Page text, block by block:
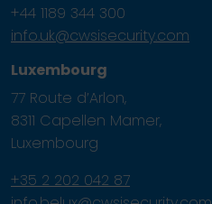
+44 1189 344 300
info.uk@cwsisecurity.com
Luxembourg
77 Route d’Arlon,
8311 Capellen Mamer,
Luxembourg
+35 2 202 042 87